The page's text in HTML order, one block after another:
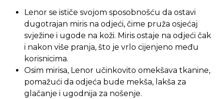
Lenor se ističe svojom sposobnošću da ostavi
dugotrajan miris na odjeći, čime pruža osjećaj
svježine i ugode na koži. Miris ostaje na odjeći čak
i nakon više pranja, što je vrlo cijenjeno među
korisnicima.
Osim mirisa, Lenor učinkovito omekšava tkanine,
pomažući da odjeća bude mekša, lakša za
glačanje i ugodnija za nošenje.